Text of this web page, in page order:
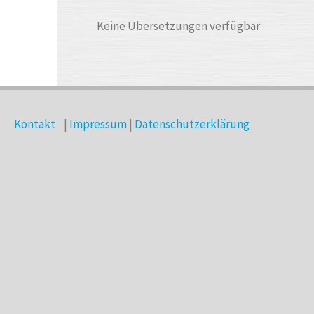
Keine Übersetzungen verfügbar
Kontakt| Impressum| Datenschutzerklärung